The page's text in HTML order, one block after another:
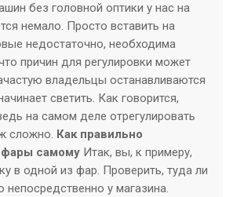
без головной оптики у нас на
немало. Просто вставить на
недостаточно, необходима
причин для регулировки может
владельцы останавливаются
светить. Как говорится,
на самом деле отрегулировать
сложно. Как правильно
фары самому Итак, вы, к примеру,
в одной из фар. Проверить, туда ли
непосредственно у магазина.